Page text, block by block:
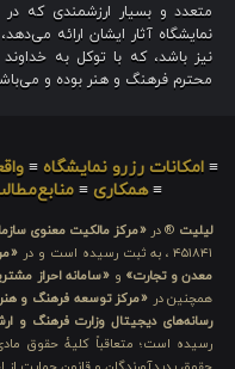
متعدد و بسیار ارزشمندی که
نمایشگاه آثار ایشان ارائه
نیز باشد، که با توکل به
محترم فرهنگ و هنر بوده و
≡ امکانات رزرو نمایشگاه ≡
≡همکاری ≡
لیلیت ® در «مرکز مالکیت معنوی
۴۵۱۸۴۱ ، به ثبت رسیده است و در
معدن و تجارت» و «سامانه احراز
همچنین در «مرکز توسعه فرهنگ و
رسانه‌های دیجیتال وزارت فرهنگ و
رسیده است؛ متعاقباً کلیهٔ حقوق